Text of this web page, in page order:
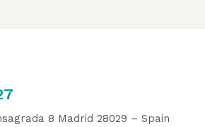
8 Madrid 28029 – Spain